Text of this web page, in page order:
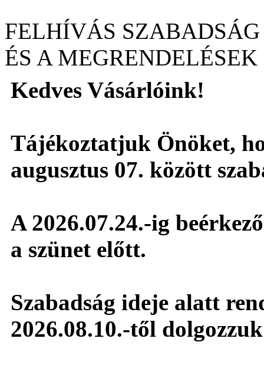
FELHÍVÁS
ÉS A
Kedves Vásárlóink!
Tájékoztatjuk Önöket,
augusztus 07. között
A 2026.07.24.-ig
a szünet előtt.
Szabadság ideje alatt
2026.08.10.-től